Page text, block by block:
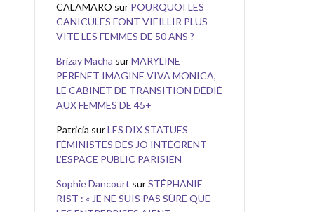
CALAMARO sur POURQUOI LES
CANICULES FONT VIEILLIR PLUS
VITE LES FEMMES DE 50 ANS ?
Brizay Macha surMARYLINE
PERENET IMAGINE VIVA MONICA,
LE CABINET DE TRANSITION DÉDIÉ
AUX FEMMES DE 45+
Patricia surLES DIX STATUES
FÉMINISTES DES JO INTÈGRENT
L’ESPACE PUBLIC PARISIEN
Sophie Dancourt surSTÉPHANIE
RIST : « JE NE SUIS PAS SÛRE QUE